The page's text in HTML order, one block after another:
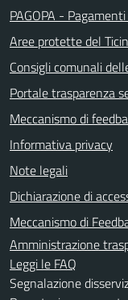
PAGOPA -
Aree protette del
Consigli comunali
Portale trasparenza
Meccanismo di
Informativa privacy
Note legali
Dichiarazione di
Meccanismo di
Amministrazione
Leggi le FAQ
Segnalazione